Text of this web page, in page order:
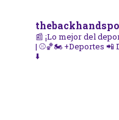
📰 ¡Lo mejor del
| ⚾🏀🏍️ +Deportes 📲
⬇️